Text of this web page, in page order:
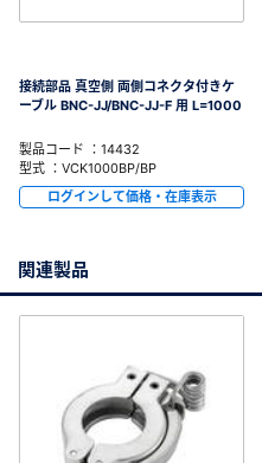
接続部品 真空側 両側コネクタ付きケ
ーブル BNC-JJ/BNC-JJ-F 用 L=1000
製品コード ：14432
型式 ：VCK1000BP/BP
ログインして価格・在庫表示
関連製品